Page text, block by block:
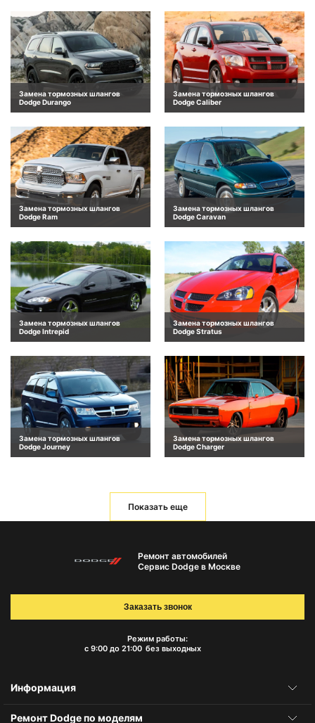
Замена тормозных шлангов
Dodge Durango
Замена тормозных шлангов
Dodge Caliber
Замена тормозных шлангов
Dodge Ram
Замена тормозных шлангов
Dodge Caravan
Замена тормозных шлангов
Dodge Intrepid
Замена тормозных шлангов
Dodge Stratus
Замена тормозных шлангов
Dodge Journey
Замена тормозных шлангов
Dodge Charger
Показать еще
Ремонт автомобилей
Сервис Dodge в Москве
Режим работы:
с 9:00 до 21:00 без выходных
Заказать звонок
Информация
Ремонт Dodge по моделям